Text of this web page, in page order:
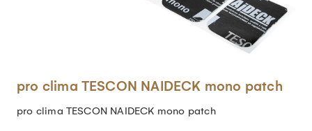
pro clima TESCON NAIDECK mono patch
pro clima TESCON NAIDECK mono patch